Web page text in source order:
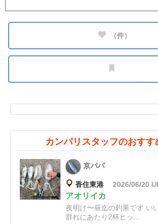
（件）
カンパリスタッフのおすす
京パパ
香住東港 2026/06/20
アオリイカ
夜明け〜昼迄の釣果です い
群れにあたり2杯ヒッ...